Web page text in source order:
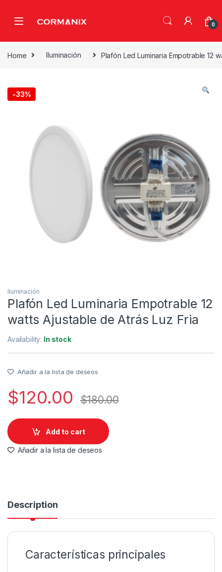
0
Home Iluminación Plafón Led Luminaria Empotrable 12
-33%
Iluminación
Plafón Led Luminaria Empotrable 12
watts Ajustable de Atrás Luz Fria
Availability: In stock
Añadir a la lista de deseos
$120.00 $180.00
Add to cart
Añadir a la lista de deseos
Description
Características principales